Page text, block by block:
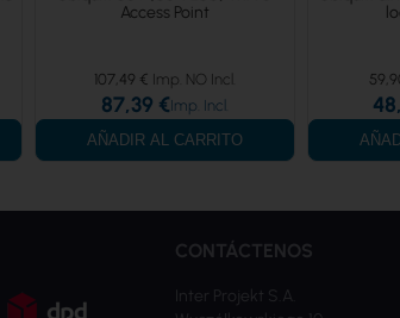
Access Point
107,49 €
87,39 €
AÑADIR AL CARRITO
CONTÁCTENOS
Inter Projekt S.A.